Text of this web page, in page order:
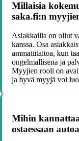
Millaisia
saka.fi:n
Asiakkailla on ollut
kanssa. Osa
ammattitaitoa, kun
ongelmallisena ja
Myyjien rooli on
ja hyvä myyjä voi
Mihin
ostaessaan